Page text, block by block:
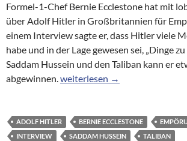
Formel-1-Chef Bernie Ecclestone hat mit
über Adolf Hitler in Großbritannien für
einem Interview sagte er, dass Hitler viele
habe und in der Lage gewesen sei, „Dinge
Saddam Hussein und den Taliban kann er
abgewinnen.Formel 1: Bernie Ecclestones
weiterlesen →
ADOLF HITLER BERNIE ECCLESTONE
INTERVIEW
SADDAM HUSSEIN TALIBAN